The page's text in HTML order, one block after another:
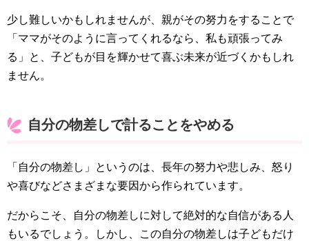
少し難しいかもしれませんが、親がその努力をすることで
「ママがそのように言ってくれるなら、私も頑張ってみ
る」と、子どもが目を輝かせて喜ぶ未来が近づくかもしれ
ません。
自分の物差しで計ることをやめる
「自分の物差し」というのは、長年の努力や悲しみ、怒り
や喜びなどさまざまな要因から作られています。
だからこそ、自分の物差しに対して絶対的な自信がある人
もいるでしょう。しかし、この自分の物差しは子どもだけ